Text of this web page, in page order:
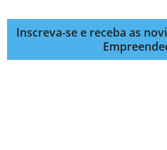
Inscreva-se e receba as